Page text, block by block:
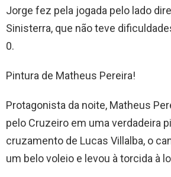
Jorge fez pela jogada pelo lado
Sinisterra, que não teve
0.
Pintura de Matheus Pereira!
Protagonista da noite, Matheus
pelo Cruzeiro em uma verdadeira
cruzamento de Lucas Villalba, o
um belo voleio e levou à torcida à